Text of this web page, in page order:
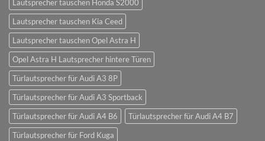
Lautsprecher tauschen Honda S2000
Lautsprecher tauschen Kia Ceed
Lautsprecher tauschen Opel Astra H
Opel Astra H Lautsprecher hintere Türen
Türlautsprecher für Audi A3 8P
Türlautsprecher für Audi A3 Sportback
Türlautsprecher für Audi A4 B6
Türlautsprecher für Audi A4 B7
Türlautsprecher für Ford Kuga